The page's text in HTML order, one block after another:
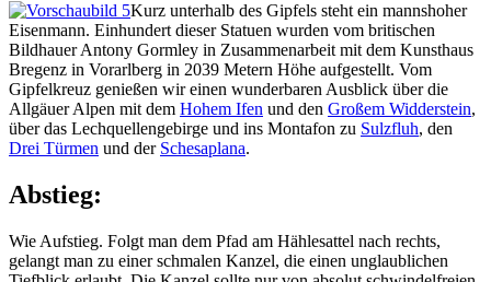
Kurz unterhalb des Gipfels steht ein mannshoher
Eisenmann. Einhundert dieser Statuen wurden vom britischen
Bildhauer Antony Gormley in Zusammenarbeit mit dem Kunsthaus
Bregenz in Vorarlberg in 2039 Metern Höhe aufgestellt. Vom
Gipfelkreuz genießen wir einen wunderbaren Ausblick über die
Allgäuer Alpen mit dem Hohem Ifen und den Großem Widderstein,
über das Lechquellengebirge und ins Montafon zu Sulzfluh, den
Drei Türmen und der Schesaplana.
Abstieg:
Wie Aufstieg. Folgt man dem Pfad am Hählesattel nach rechts,
gelangt man zu einer schmalen Kanzel, die einen unglaublichen